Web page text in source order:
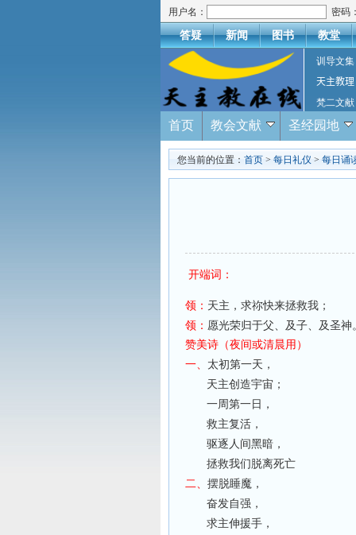
用户名： 密码
答疑 新闻 图书 教堂
训导文集
天主教理
梵二文献
首页 教会文献 圣经园地
您当前的位置： 首页 > 每日礼仪 > 每日诵
开端词：
领： 天主，求祢快来拯救我
领： 愿光荣归于父、及子、及圣神
赞美诗 （夜间或清晨用）
一、 太初第一天，
天主创造宇宙；
一周第一日，
救主复活，
驱逐人间黑暗，
拯救我们脱离死亡
二、 摆脱睡魔，
奋发自强，
求主伸援手，